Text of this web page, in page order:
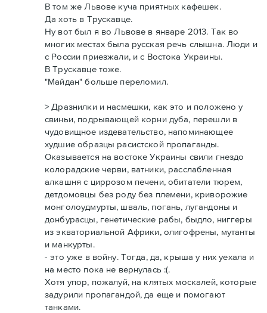
В том же Львове куча приятных кафешек.
Да хоть в Трускавце.
Ну вот был я во Львове в январе 2013. Так во
многих местах была русская речь слышна. Люди и
с России приезжали, и с Востока Украины.
В Трускавце тоже.
"Майдан" больше переломил.
> Дразнилки и насмешки, как это и положено у
свиньи, подрывающей корни дуба, перешли в
чудовищное издевательство, напоминающее
худшие образцы расистской пропаганды.
Оказывается на востоке Украины свили гнездо
колорадские черви, ватники, расслабленная
алкашня с циррозом печени, обитатели тюрем,
детдомовцы без роду без племени, криворожие
монголоудмурты, шваль, погань, лугандоны и
донбурасцы, генетические рабы, быдло, ниггеры
из экваториальной Африки, олигофрены, мутанты
и манкурты.
- это уже в войну. Тогда, да, крыша у них уехала и
на место пока не вернулась :(.
Хотя упор, пожалуй, на клятых москалей, которые
задурили пропагандой, да еще и помогают
танками.